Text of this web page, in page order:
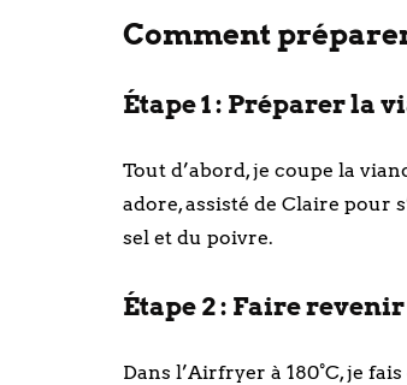
Comment
Étape 1 : Préparer la
Tout d’abord, je coupe la
adore, assisté de Claire pour
sel et du poivre.
Étape 2 : Faire
Dans l’Airfryer à 180°C, je